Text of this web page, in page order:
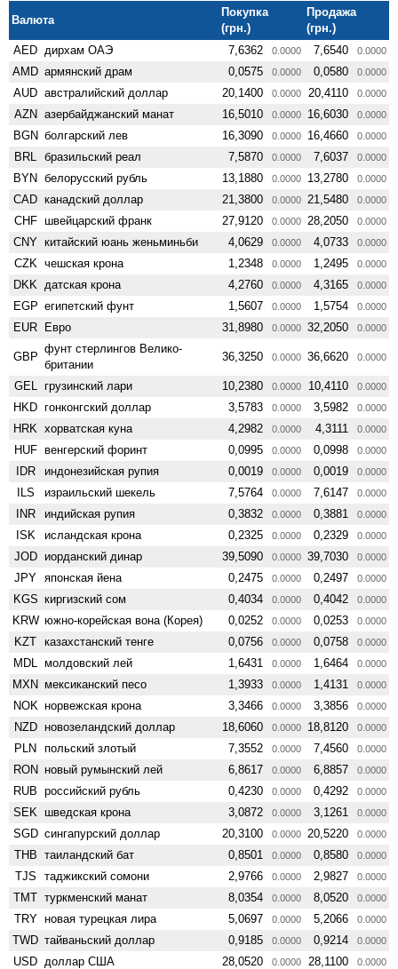
Валюта
Покупка
(грн.)
Продажа
(грн.)
AED дирхам ОАЭ 7,6362 0.0000 7,6540 0.0000
AMD армянский драм 0,0575 0.0000 0,0580 0.0000
AUD австралийский доллар 20,1400 0.0000 20,4110 0.0000
AZN азербайджанский манат 16,5010 0.0000 16,6030 0.0000
BGN болгарский лев 16,3090 0.0000 16,4660 0.0000
BRL бразильский реал 7,5870 0.0000 7,6037 0.0000
BYN белорусский рубль 13,1880 0.0000 13,2780 0.0000
CAD канадский доллар 21,3800 0.0000 21,5480 0.0000
CHF швейцарский франк 27,9120 0.0000 28,2050 0.0000
CNY китайский юань женьминьби 4,0629 0.0000 4,0733 0.0000
CZK чешская крона 1,2348 0.0000 1,2495 0.0000
DKK датская крона 4,2760 0.0000 4,3165 0.0000
EGP египетский фунт 1,5607 0.0000 1,5754 0.0000
EUR Евро 31,8980 0.0000 32,2050 0.0000
GBP
фунт стерлингов Велико­
британии
36,3250 0.0000 36,6620 0.0000
GEL грузинский лари 10,2380 0.0000 10,4110 0.0000
HKD гонконгский доллар 3,5783 0.0000 3,5982 0.0000
HRK хорватская куна 4,2982 0.0000 4,3111 0.0000
HUF венгерский форинт 0,0995 0.0000 0,0998 0.0000
IDR индонезийская рупия 0,0019 0.0000 0,0019 0.0000
ILS израильский шекель 7,5764 0.0000 7,6147 0.0000
INR индийская рупия 0,3832 0.0000 0,3881 0.0000
ISK исландская крона 0,2325 0.0000 0,2329 0.0000
JOD иорданский динар 39,5090 0.0000 39,7030 0.0000
JPY японская йена 0,2475 0.0000 0,2497 0.0000
KGS киргизский сом 0,4034 0.0000 0,4042 0.0000
KRW южно-корейская вона (Корея) 0,0252 0.0000 0,0253 0.0000
KZT казахстанский тенге 0,0756 0.0000 0,0758 0.0000
MDL молдовский лей 1,6431 0.0000 1,6464 0.0000
MXN мексиканский песо 1,3933 0.0000 1,4131 0.0000
NOK норвежская крона 3,3466 0.0000 3,3856 0.0000
NZD ново­зеландский доллар 18,6060 0.0000 18,8120 0.0000
PLN польский злотый 7,3552 0.0000 7,4560 0.0000
RON новый румынский лей 6,8617 0.0000 6,8857 0.0000
RUB российский рубль 0,4230 0.0000 0,4292 0.0000
SEK шведская крона 3,0872 0.0000 3,1261 0.0000
SGD сингапурский доллар 20,3100 0.0000 20,5220 0.0000
THB таиландский бат 0,8501 0.0000 0,8580 0.0000
TJS таджикский сомони 2,9766 0.0000 2,9827 0.0000
TMT туркменский манат 8,0354 0.0000 8,0520 0.0000
TRY новая турецкая лира 5,0697 0.0000 5,2066 0.0000
TWD тайваньский доллар 0,9185 0.0000 0,9214 0.0000
USD доллар США 28,0520 0.0000 28,1100 0.0000